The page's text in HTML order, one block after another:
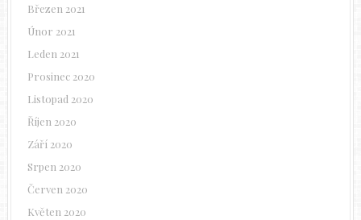
Březen 2021
Únor 2021
Leden 2021
Prosinec 2020
Listopad 2020
Říjen 2020
Září 2020
Srpen 2020
Červen 2020
Květen 2020